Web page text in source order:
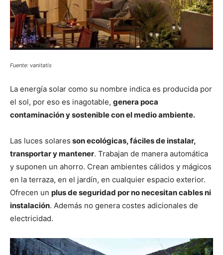
Fuente: vanitatis
La energía solar como su nombre indica es producida por
el sol, por eso es inagotable, genera poca
contaminación y sostenible con el medio ambiente.
Las luces solares son ecológicas, fáciles de instalar,
transportar y mantener. Trabajan de manera automática
y suponen un ahorro. Crean ambientes cálidos y mágicos
en la terraza, en el jardín, en cualquier espacio exterior.
Ofrecen un plus de seguridad por no necesitan cables ni
instalación. Además no genera costes adicionales de
electricidad.